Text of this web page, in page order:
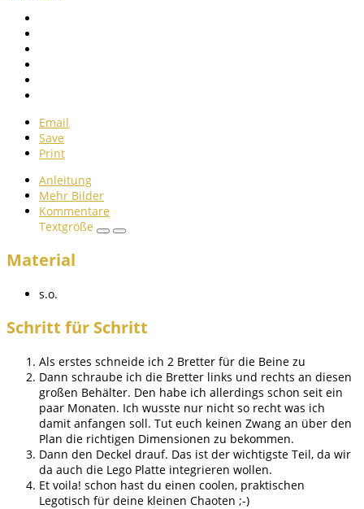
Email
Save
Print
Anleitung
Mehr Bilder
Kommentare
Textgröße
Material
s.o.
Schritt für Schritt
Als erstes schneide ich 2 Bretter für die Beine zu
Dann schraube ich die Bretter links und rechts an diesen
großen Behälter. Den habe ich allerdings schon seit ein
paar Monaten. Ich wusste nur nicht so recht was ich
damit anfangen soll. Tut euch keinen Zwang an über den
Plan die richtigen Dimensionen zu bekommen.
Dann den Deckel drauf. Das ist der wichtigste Teil, da wir
da auch die Lego Platte integrieren wollen.
Et voila! schon hast du einen coolen, praktischen
Legotisch für deine kleinen Chaoten ;-)